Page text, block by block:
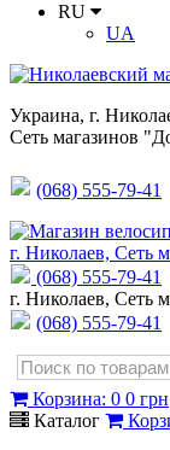
RU
UA
Украина, г.
Сеть магазинов
(068) 555-79-41
г. Николаев, Сеть
(068) 555-79-41
г. Николаев, Сеть
(068) 555-79-41
Корзина: 0 0 грн
Каталог